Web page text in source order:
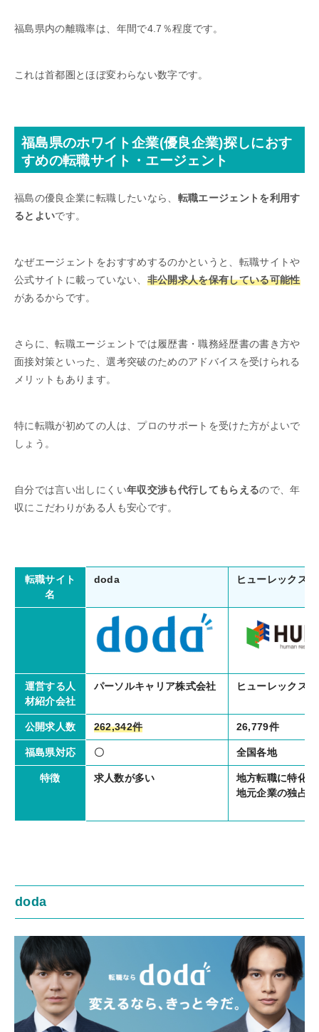
福島県内の離職率は、年間で4.7％程度です。
これは首都圏とほぼ変わらない数字です。
福島県のホワイト企業(優良企業)探しにおす
すめの転職サイト・エージェント
福島の優良企業に転職したいなら、 転職エージェントを利用す
るとよいです。
なぜエージェントをおすすめするのかというと、転職サイトや
公式サイトに載っていない、 非公開求人を保有している可能性
があるからです。
さらに、転職エージェントでは履歴書・職務経歴書の書き方や
面接対策といった、選考突破のためのアドバイスを受けられる
メリットもあります。
特に転職が初めての人は、プロのサポートを受けた方がよいで
しょう。
自分では言い出しにくい年収交渉も代行してもらえるので、年
収にこだわりがある人も安心です。
転職サイト
名
doda ヒューレックス
運営する人
材紹介会社
パーソルキャリア株式会社 ヒューレックス
公開求人数 262,342件 26,779件
福島県対応 〇 全国各地
特徴 求人数が多い
地方転職に特化
地元企業の独占
doda